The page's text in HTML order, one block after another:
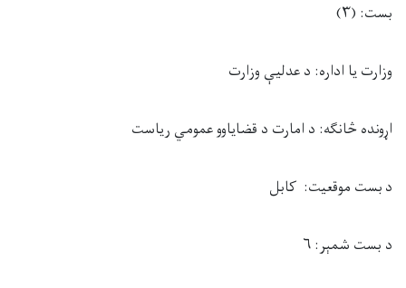
بست: (۳)
وزارت یا اداره: دعدلیې وزارت
اړونده څانګه: د امارت د قضایاوو عمومي ریاست
دبست موقعیت: کابل
د بست شمېر:۶